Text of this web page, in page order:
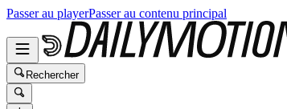
Passer au playerPasser au contenu principal
Rechercher